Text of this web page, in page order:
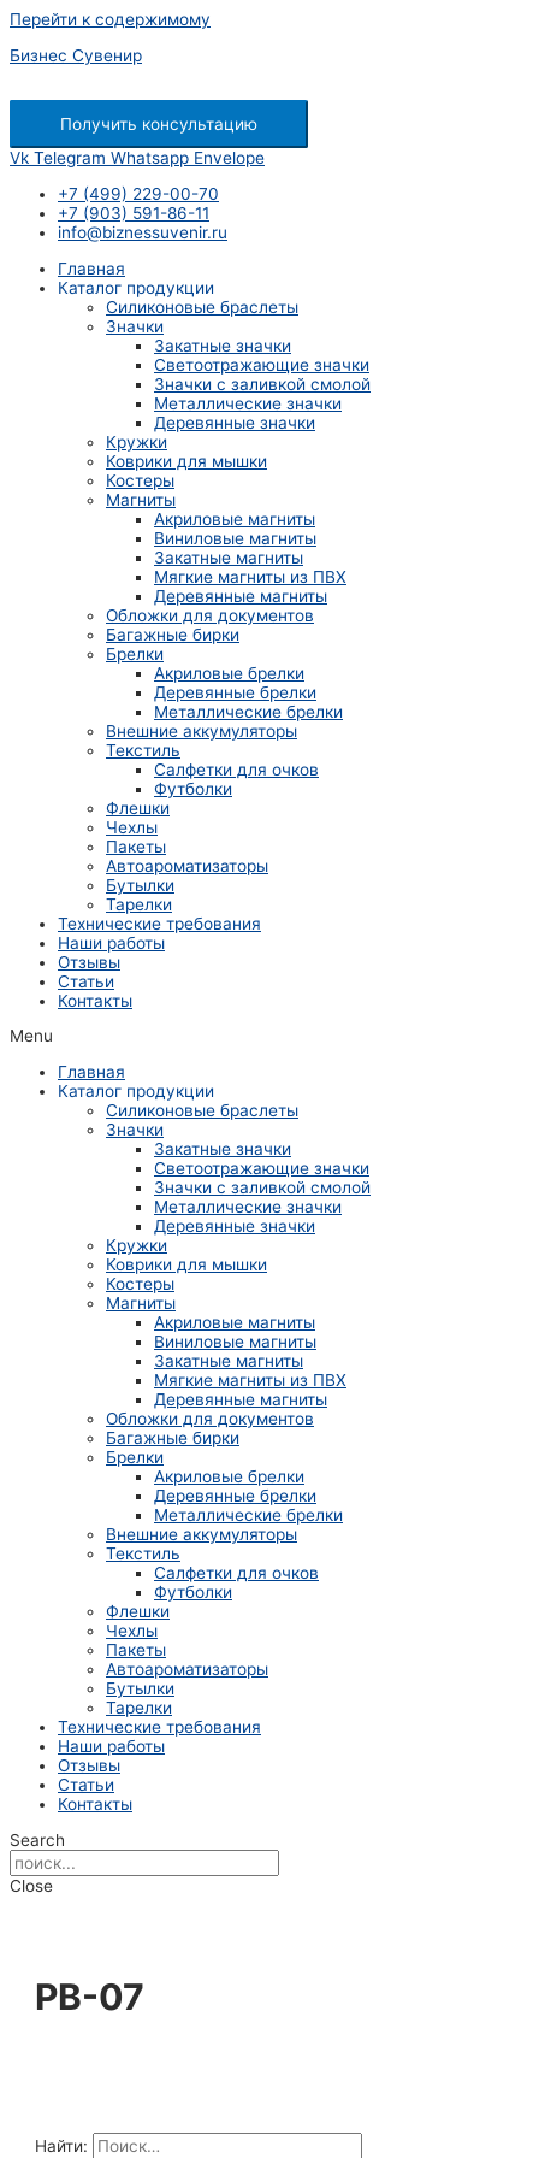
Перейти к содержимому
Бизнес Сувенир
Получить консультацию
Vk Telegram Whatsapp Envelope
+7 (499) 229-00-70
+7 (903) 591-86-11
info@biznessuvenir.ru
Главная
Каталог продукции
Силиконовые браслеты
Значки
Закатные значки
Светоотражающие значки
Значки с заливкой смолой
Металлические значки
Деревянные значки
Кружки
Коврики для мышки
Костеры
Магниты
Акриловые магниты
Виниловые магниты
Закатные магниты
Мягкие магниты из ПВХ
Деревянные магниты
Обложки для документов
Багажные бирки
Брелки
Акриловые брелки
Деревянные брелки
Металлические брелки
Внешние аккумуляторы
Текстиль
Салфетки для очков
Футболки
Флешки
Чехлы
Пакеты
Автоароматизаторы
Бутылки
Тарелки
Технические требования
Наши работы
Отзывы
Статьи
Контакты
Menu
Главная
Каталог продукции
Силиконовые браслеты
Значки
Закатные значки
Светоотражающие значки
Значки с заливкой смолой
Металлические значки
Деревянные значки
Кружки
Коврики для мышки
Костеры
Магниты
Акриловые магниты
Виниловые магниты
Закатные магниты
Мягкие магниты из ПВХ
Деревянные магниты
Обложки для документов
Багажные бирки
Брелки
Акриловые брелки
Деревянные брелки
Металлические брелки
Внешние аккумуляторы
Текстиль
Салфетки для очков
Футболки
Флешки
Чехлы
Пакеты
Автоароматизаторы
Бутылки
Тарелки
Технические требования
Наши работы
Отзывы
Статьи
Контакты
Search
Close
PB-07
Найти: